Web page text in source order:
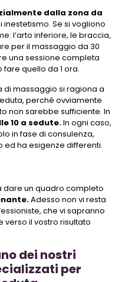
dalla zona da
Se si vogliono
l’arto inferiore, le braccia,
per il massaggio da 30
una sessione completa
quello da 1 ora.
di massaggio si ragiona a
perché ovviamente
non sarebbe sufficiente. In
10 a sedute.In ogni caso,
in fase di consulenza,
ha esigenze differenti.
dare un quadro completo
Adesso non vi resta
che vi sapranno
il vostro risultato
dei nostri
per